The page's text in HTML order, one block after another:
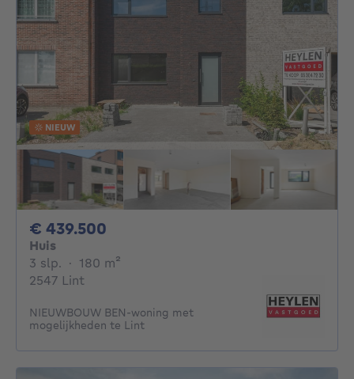
NIEUW
€ 439.500
Huis
3 slp. 3 slaapkamers
· 180 m²
2547 Lint
NIEUWBOUW BEN-woning met
mogelijkheden te Lint